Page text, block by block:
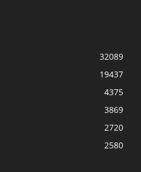
32089
19437
4375
3869
2720
2580